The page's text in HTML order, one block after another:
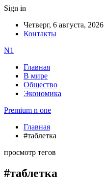
Sign in
Четверг, 6 августа, 2026
Контакты
N1
Главная
В мире
Общество
Экономика
Premium n one
Главная
#таблетка
просмотр тегов
#таблетка